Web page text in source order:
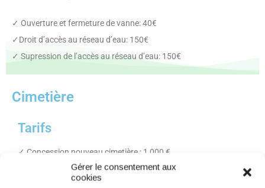
Gérer le consentement aux
cookies
✓ Ouverture et fermeture de vanne: 40€
✓Droit d’accès au réseau d’eau: 150€
✓ Supression de l’accès au réseau d’eau: 150€
Cimetière
Tarifs
✓ Concession nouveau cimetière : 1 000 €
✓ Case columbarium : 1 000 €